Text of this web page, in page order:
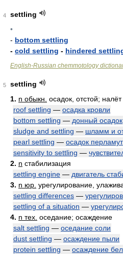
4
settling
•
- bottom settling
- cold settling - hindered
English-Russian chemmotology
5
settling
1. n обыкн. осадок, отстой; налёт
roof settling — осадка кровли
bottom settling — донный осадок
sludge and settling — шламм и
pearl settling — осадок
sensitivity to settling —
2. n стабилизация
settling engine — двигатель
3. n юр. урегулирование,
settling differences —
settling of a situation —
4. n тех. оседание; осаждение
salt settling — оседание соли
dust settling — осаждение пыли
protein settling — осаждение